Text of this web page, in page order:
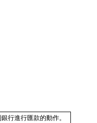
行進行匯款的動作。